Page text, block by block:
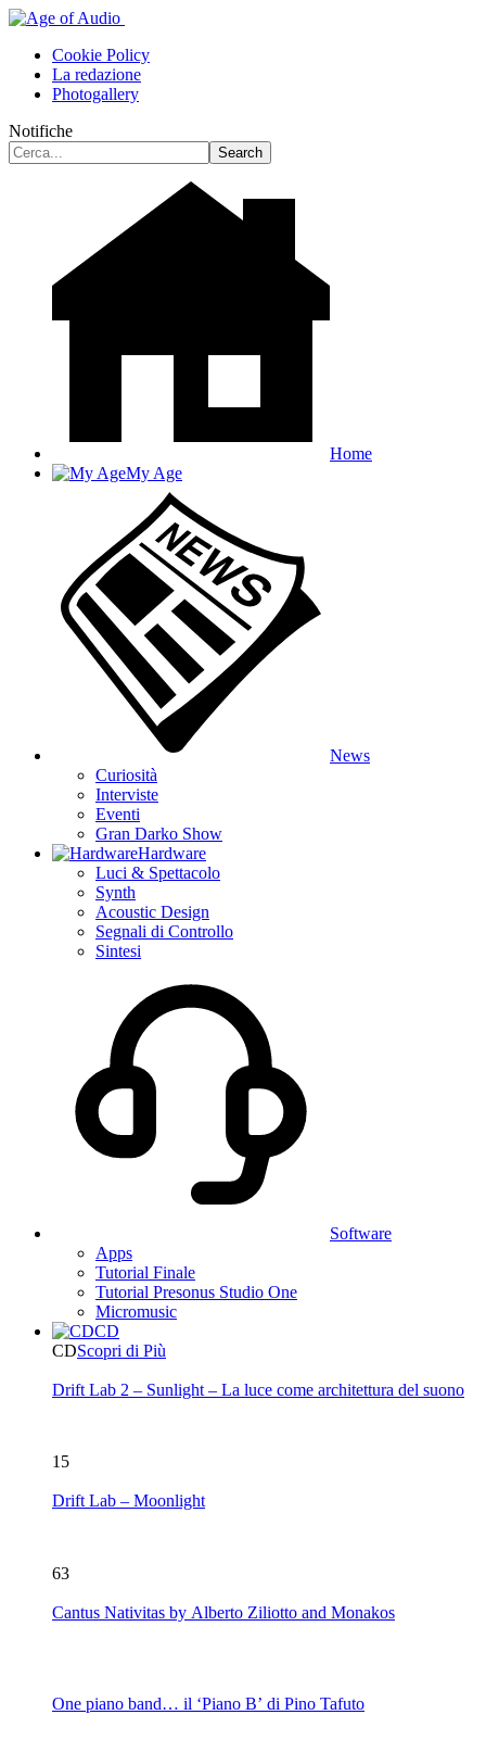
Cookie Policy
La redazione
Photogallery
Notifiche
Home
My Age
News
Curiosità
Interviste
Eventi
Gran Darko Show
Hardware
Luci & Spettacolo
Synth
Acoustic Design
Segnali di Controllo
Sintesi
Software
Apps
Tutorial Finale
Tutorial Presonus Studio One
Micromusic
CD
CDScopri di Più
Drift Lab 2 – Sunlight – La luce come architettura del suono
15
Drift Lab – Moonlight
63
Cantus Nativitas by Alberto Ziliotto and Monakos
One piano band… il ‘Piano B’ di Pino Tafuto